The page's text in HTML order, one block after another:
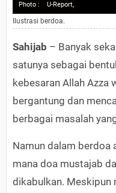
Photo : U-Report,
Ilustrasi berdoa.
Sahijab – Banyak
satunya sebagai
kebesaran Allah Azza
bergantung dan
berbagai masalah
Namun dalam berdoa
mana doa mustajab
dikabulkan. Meskipun